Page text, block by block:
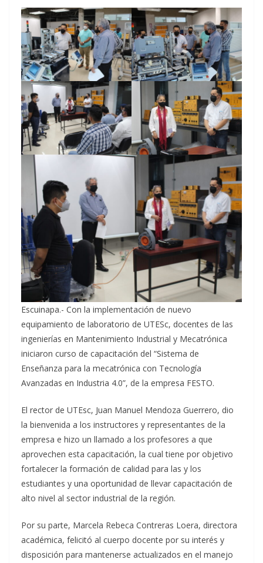
Escuinapa.- Con la implementación de nuevo
equipamiento de laboratorio de UTESc, docentes de las
ingenierías en Mantenimiento Industrial y Mecatrónica
iniciaron curso de capacitación del “Sistema de
Enseñanza para la mecatrónica con Tecnología
Avanzadas en Industria 4.0”, de la empresa FESTO.
El rector de UTEsc, Juan Manuel Mendoza Guerrero, dio
la bienvenida a los instructores y representantes de la
empresa e hizo un llamado a los profesores a que
aprovechen esta capacitación, la cual tiene por objetivo
fortalecer la formación de calidad para las y los
estudiantes y una oportunidad de llevar capacitación de
alto nivel al sector industrial de la región.
Por su parte, Marcela Rebeca Contreras Loera, directora
académica, felicitó al cuerpo docente por su interés y
disposición para mantenerse actualizados en el manejo